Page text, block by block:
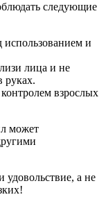
следующие
использованием и
лица и не
руках.
взрослых
может
удовольствие, а не